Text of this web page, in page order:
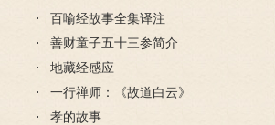
百喻经故事全集译注
善财童子五十三参简介
地藏经感应
一行禅师：《故道白云》
孝的故事